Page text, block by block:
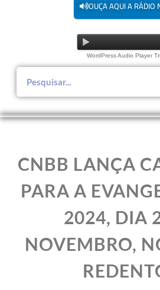
OUÇA AQUI A RÁDIO
WordPress Audio Player
CNBB LANÇA
PARA A
2024, DIA
NOVEMBRO,